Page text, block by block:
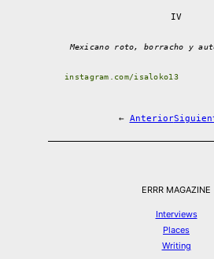
IV
Mexicano roto, borracho y
instagram.com/isaloko13
← Anterior
ERRR MAGAZINE
Interviews
Places
Writing